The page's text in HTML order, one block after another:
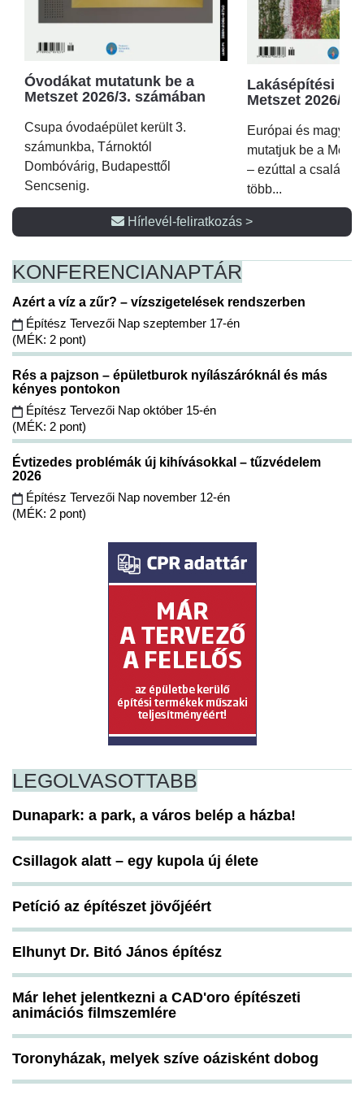
Óvodákat mutatunk be a
Metszet 2026/3. számában
Csupa óvodaépület került 3.
számunkba, Tárnoktól
Dombóvárig, Budapesttől
Sencsenig.
Lakásépítési
Metszet 2026/2.
Európai és magyar
mutatjuk be a
– ezúttal a családi
több...
Hírlevél-feliratkozás >
KONFERENCIANAPTÁR
Azért a víz a zűr? – vízszigetelések rendszerben
Építész Tervezői Nap szeptember 17-én
(MÉK: 2 pont)
Rés a pajzson – épületburok nyílászáróknál és más
kényes pontokon
Építész Tervezői Nap október 15-én
(MÉK: 2 pont)
Évtizedes problémák új kihívásokkal – tűzvédelem
2026
Építész Tervezői Nap november 12-én
(MÉK: 2 pont)
LEGOLVASOTTABB
Dunapark: a park, a város belép a házba!
Csillagok alatt – egy kupola új élete
Petíció az építészet jövőjéért
Elhunyt Dr. Bitó János építész
Már lehet jelentkezni a CAD'oro építészeti
animációs filmszemlére
Toronyházak, melyek szíve oázisként dobog